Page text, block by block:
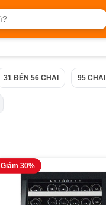
31 ĐẾN 56 CHAI 95 CHAI
Giảm 30%